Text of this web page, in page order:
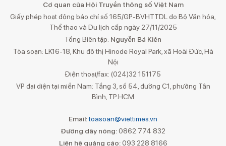
Cơ quan của Hội Truyền thông số Việt Nam
Giấy phép hoạt động báo chí số 165/GP-BVHTTDL do Bộ Văn hóa,
Thể thao và Du lịch cấp ngày 27/11/2025
Tổng Biên tập: Nguyễn Bá Kiên
Tòa soạn: LK16-18, Khu đô thị Hinode Royal Park, xã Hoài Đức, Hà
Nội
Điện thoại/fax: (024)32 151175
VP đại diện tại miền Nam: Tầng 3, số 54, đường C1, phường Tân
Bình, TP.HCM
Email:toasoan@viettimes.vn
Đường dây nóng: 0862 774 832
Liên hệ quảng cáo:093 228 8166